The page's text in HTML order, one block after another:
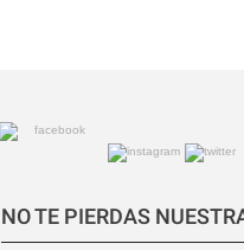
NO TE PIERDAS